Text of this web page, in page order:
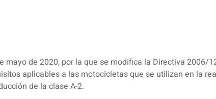
mayo de 2020, por la que se modifica la Directiva 2006/
aplicables a las motocicletas que se utilizan en la
de la clase A-2.